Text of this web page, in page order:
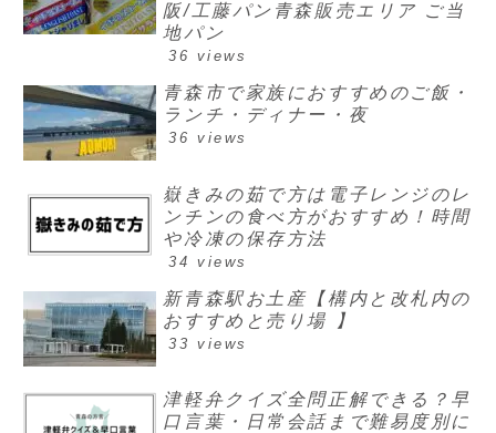
阪/工藤パン青森販売エリア ご当
地パン
36 views
青森市で家族におすすめのご飯・
ランチ・ディナー・夜
36 views
嶽きみの茹で方は電子レンジのレ
ンチンの食べ方がおすすめ！時間
や冷凍の保存方法
34 views
新青森駅お土産【構内と改札内の
おすすめと売り場 】
33 views
津軽弁クイズ全問正解できる？早
口言葉・日常会話まで難易度別に